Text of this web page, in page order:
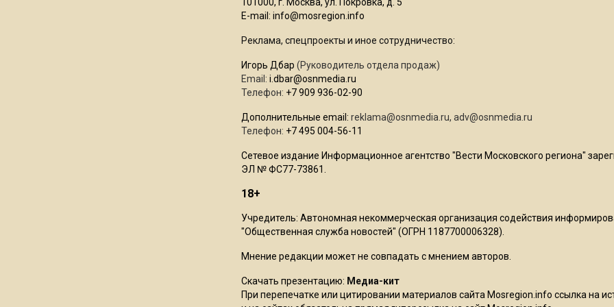
E-mail: info@mosregion.info
Реклама, спецпроекты и иное сотрудничество:
Игорь Дбар (Руководитель отдела продаж)
Email: i.dbar@osnmedia.ru
Телефон: +7 909 936-02-90
Дополнительные email: reklama@osnmedia.ru, adv@osnmedia.ru
Телефон: +7 495 004-56-11
Сетевое издание Информационное агентство "Вести Московского региона"
ЭЛ № ФС77-73861.
18+
Учредитель: Автономная некоммерческая организация содействия
"Общественная служба новостей" (ОГРН 1187700006328).
Мнение редакции может не совпадать с мнением авторов.
Скачать презентацию: Медиа-кит
При перепечатке или цитировании материалов сайта Mosregion.info ссылка на